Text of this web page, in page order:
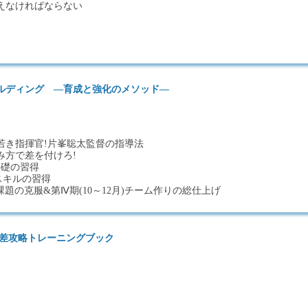
なければならない
ディング ―育成と強化のメソッド―
き指揮官!片峯聡太監督の指導法
方で差を付けろ!
の習得
ルの習得
の克服&第Ⅳ期(10～12月)チーム作りの総仕上げ
攻略トレーニングブック